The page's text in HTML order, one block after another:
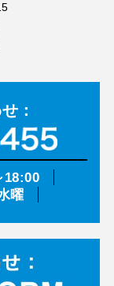
：
18:00
曜